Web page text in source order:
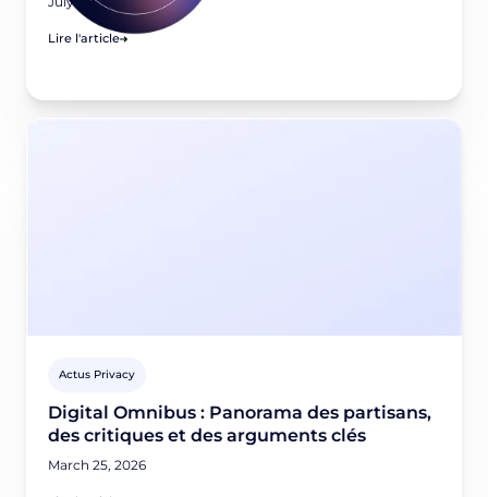
Lire l'article
Actus Privacy
Digital Omnibus : Panorama des partisans,
des critiques et des arguments clés
March 25, 2026